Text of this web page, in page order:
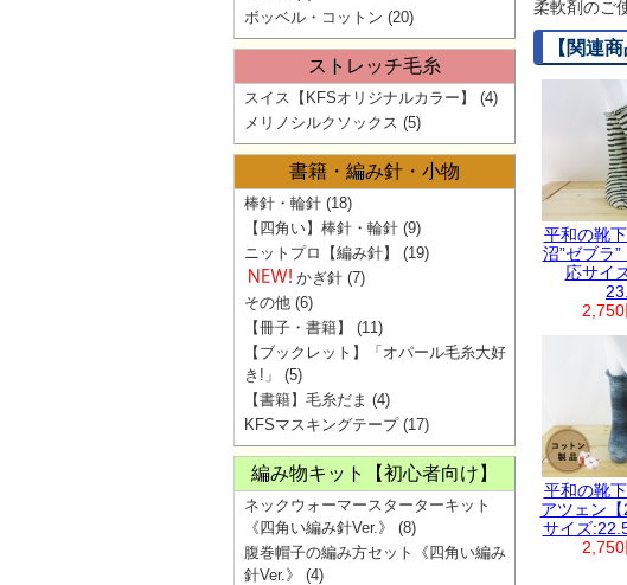
柔軟剤のご
【関連商
平和の靴
沼”ゼブラ
応サイ
平和の靴
アツェン
サイズ
ボッベル・コットン (20)
ストレッチ毛糸
スイス【KFSオリジナルカラー】
(4)
メリノシルクソックス (5)
書籍・編み針・小物
棒針・輪針 (18)
【四角い】棒針・輪針 (9)
ニットプロ【編み針】
(19)
かぎ針 (7)
その他 (6)
【冊子・書籍】
(11)
【ブックレット】「オパール毛糸大好
き!」
(5)
【書籍】毛糸だま (4)
KFSマスキングテープ(17)
編み物キット【初心者向け】
ネックウォーマースターターキット
《四角い編み針Ver.》
(8)
腹巻帽子の編み方セット《四角い編み
針Ver.》
(4)